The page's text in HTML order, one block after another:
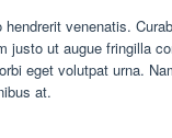
venenatis.
justo ut augue fringilla
eget volutpat urna.
at.